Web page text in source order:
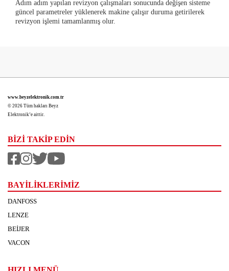
Adım adım yapılan revizyon çalışmaları sonucunda değişen sisteme
güncel parametreler yüklenerek makine çalışır duruma getirilerek
revizyon işlemi tamamlanmış olur.
www.beyzelektronik.com.tr
© 2026 Tüm hakları Beyz
Elektronik’e aittir.
BİZİ TAKİP EDİN
BAYİLİKLERİMİZ
DANFOSS
LENZE
BEİJER
VACON